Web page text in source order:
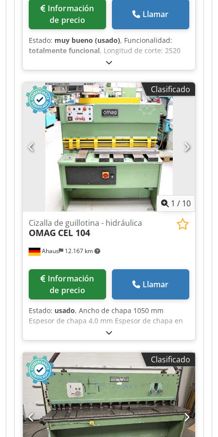
de precio
Llamar
Estado: muy bueno (usado), Funcionalidad:
totalmente funcional, Longitud de corte: 2520
mm Espesor de chapa a 400N/mm²: 4,0 mm
Carreras por minuto: 47 Tope trasero aprox.: 750
mm Profundidad del cuello: 350 mm . ¡Muy buen
estado original! . Equipamiento: Tope lateral
izquierdo, 750 mm Ajuste de holgura de corte
Tope trasero con nonio y lupa (y luz) Protección
contra sobrecarga . Otros: Ambas cuchillas están
afiladas y aún no han sido suplementadas Los
cilindros están secos Dkedpfx Acsy Rf T Reqor
Clasificado
1 / 10
Ahaus 12.167 km
Cizalla de guillotina - hidráulica
OMAG CEL 104
de precio
Llamar
Estado: usado, Ancho de chapa 1050 mm
Espesor de chapa 4,0 mm Espesor de chapa en
acero inoxidable 3,0 mm Distancia entre
montantes 1200 mm Longitud de cuchilla 1150
mm Carreras 46 - 69 ciclos/min Ángulo de corte
1,30° Control convencional Capacidad de aceite
100 l Potencia total requerida 5,68 kW Peso 1100
kg Procedente de un taller de mantenimiento
Estado bien cuidado (!!) Equipamiento: - Cizalla
guillotina robusta electrohidráulica para chapa -
Topes traseros motorizados eléctricos * Husillo
de recirculación de bolas sin juego para tope
trasero * Velocidad de desplazamiento 100
Clasificado